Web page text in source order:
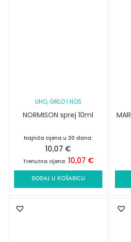
UHO, GRLO I NOS
NORMISON sprej 10ml
Najniža cijena u 30 dana:
10,07 €
Trenutna cijena: 10,07 €
DODAJ U KOŠARICU